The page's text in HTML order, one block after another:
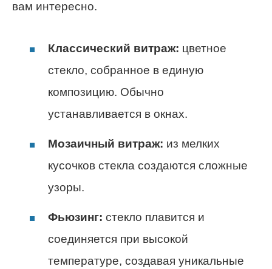
вам интересно.
Классический витраж: цветное
стекло, собранное в единую
композицию. Обычно
устанавливается в окнах.
Мозаичный витраж: из мелких
кусочков стекла создаются сложные
узоры.
Фьюзинг: стекло плавится и
соединяется при высокой
температуре, создавая уникальные